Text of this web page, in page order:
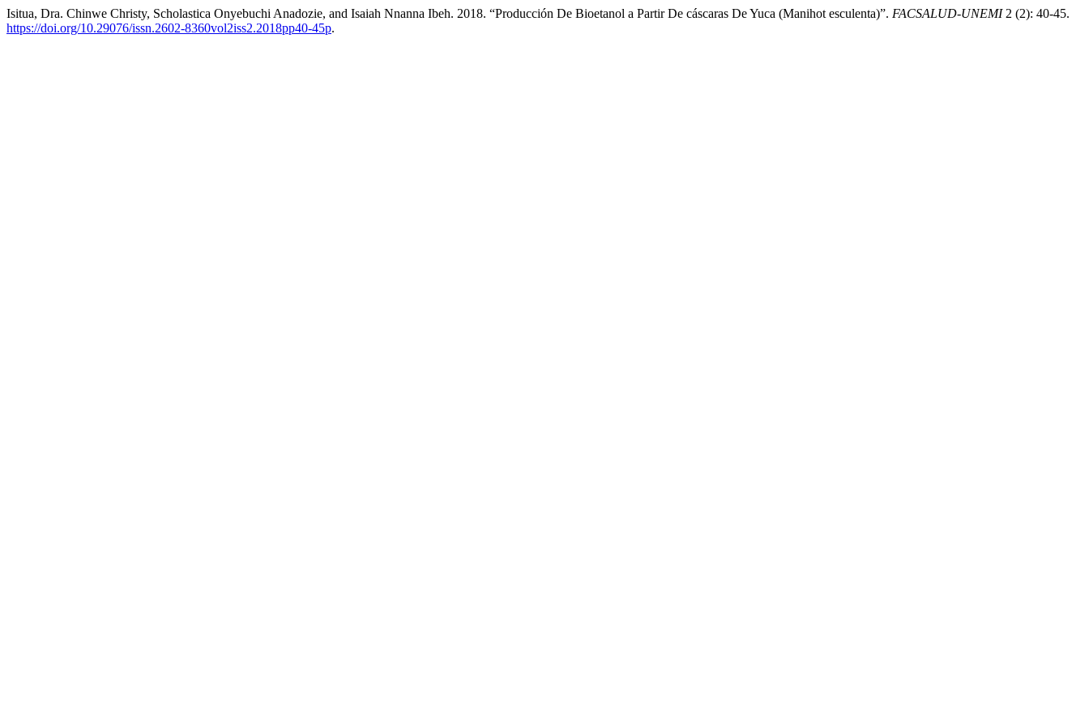
Isitua, Dra. Chinwe Christy, Scholastica Onyebuchi Anadozie, and Isaiah Nnanna Ibeh. 2018. “Producción De Bioetanol a Partir De cáscaras De Yuca (Manihot esculenta)”. FACSALUD-UNEMI2 (2): 40-45.
https://doi.org/10.29076/issn.2602-8360vol2iss2.2018pp40-45p.